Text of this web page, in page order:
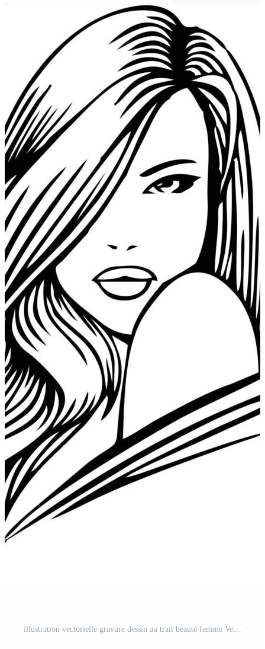
illustration vectorielle gravure dessin au trait beauté femme Vecteur Gratuit